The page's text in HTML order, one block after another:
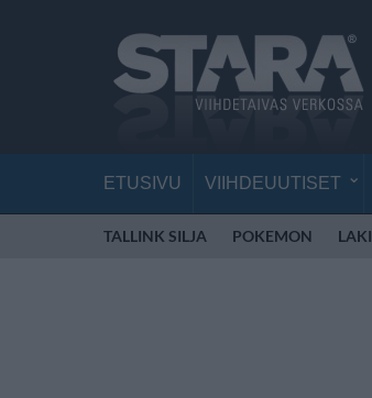
ETUSIVU VIIHDEUUTISET
TALLINK SILJA POKEMON LAKI